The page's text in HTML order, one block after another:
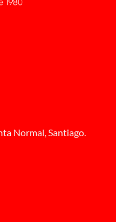
Normal, Santiago.